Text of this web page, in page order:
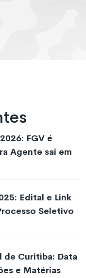
FGV é
Agente sai em
Edital e Link
Seletivo
de Curitiba: Data
e Matérias